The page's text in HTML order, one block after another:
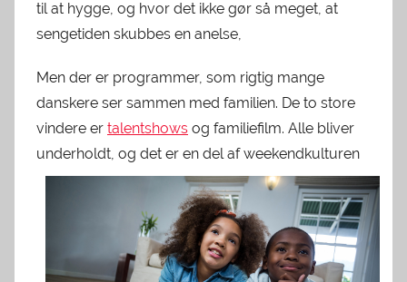
til at hygge, og hvor det ikke gør så meget, at
sengetiden skubbes en anelse,
Men der er programmer, som rigtig mange
danskere ser sammen med familien. De to store
vindere er talentshows og familiefilm. Alle bliver
underholdt, og det er en del af weekendkulturen